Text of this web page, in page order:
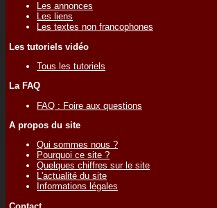
Les annonces
Les liens
Les textes non francophones
Les tutoriels vidéo
Tous les tutoriels
La FAQ
FAQ : Foire aux questions
A propos du site
Qui sommes nous ?
Pourquoi ce site ?
Quelques chiffres sur le site
L'actualité du site
Informations légales